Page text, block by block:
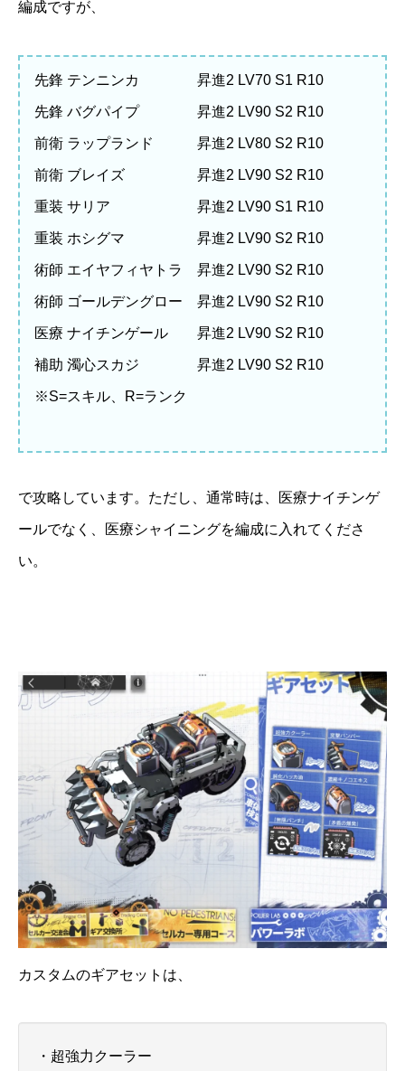
編成ですが、
先鋒 テンニンカ 昇進2 LV70 S1 R10
先鋒 バグパイプ 昇進2 LV90 S2 R10
前衛 ラップランド 昇進2 LV80 S2 R10
前衛 ブレイズ 昇進2 LV90 S2 R10
重装 サリア 昇進2 LV90 S1 R10
重装 ホシグマ 昇進2 LV90 S2 R10
術師 エイヤフィヤトラ 昇進2 LV90 S2 R10
術師 ゴールデングロー 昇進2 LV90 S2 R10
医療 ナイチンゲール 昇進2 LV90 S2 R10
補助 濁心スカジ 昇進2 LV90 S2 R10
※S=スキル、R=ランク
で攻略しています。ただし、通常時は、医療ナイチンゲ
ールでなく、医療シャイニングを編成に入れてくださ
い。
カスタムのギアセットは、
・超強力クーラー